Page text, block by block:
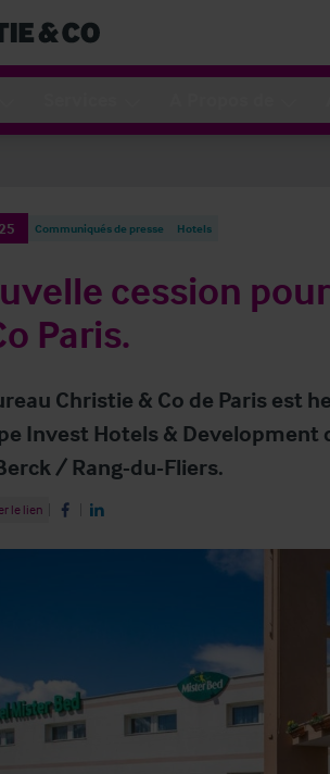
Communiqués de presse Hotels
cession
Paris.
Christie & Co de Paris est
Invest Hotels & Development
/ Rang-du-Fliers.
le lien Share on Facebook
Share on LinkedIn